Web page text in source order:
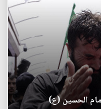
الحسين (ع)